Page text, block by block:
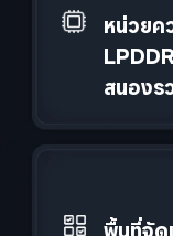
หน่วยค
สนองร
พื้นที่จัด